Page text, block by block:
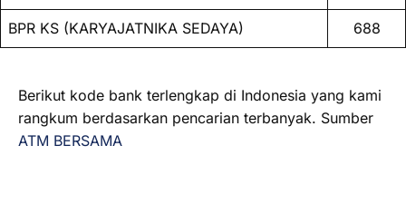
BPR KS (KARYAJATNIKA SEDAYA) 688
Berikut kode bank terlengkap di Indonesia yang kami
rangkum berdasarkan pencarian terbanyak. Sumber
ATM BERSAMA